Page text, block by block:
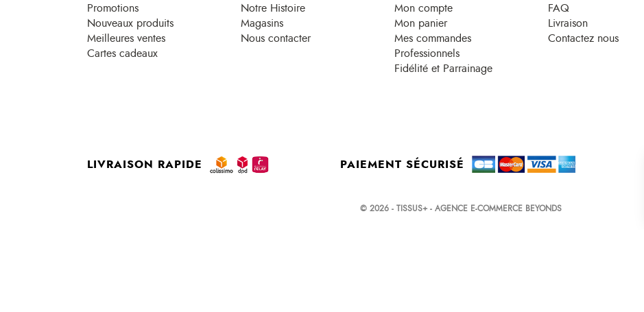
Promotions
Nouveaux produits
Meilleures ventes
Cartes cadeaux
Notre Histoire
Magasins
Nous contacter
Mon compte
Mon panier
Mes commandes
Professionnels
Fidélité et Parrainage
FAQ
Livraison
Contactez nous
LIVRAISON RAPIDE PAIEMENT SÉCURISÉ
© 2026 - TISSUS+ - AGENCE E-COMMERCE BEYONDS